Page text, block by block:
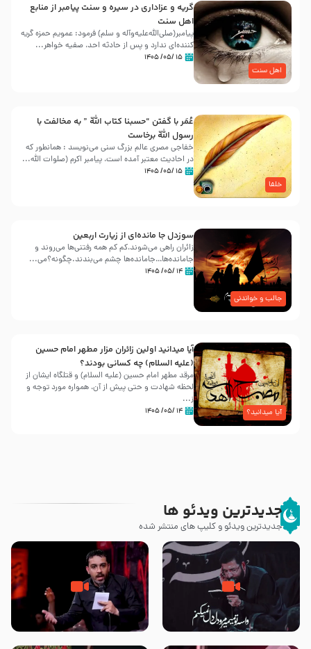
اهل سنت
گریه و عزاداری در سیره و سنت پیامبر از منابع
اهل سنت
پیامبر(صلی‌الله‌علیه‌وآله و سلم) فرمود: عمویم حمزه گریه
کننده‌ای ندارد و پس از حادثه احد، صفیه خواهر...
۱۵ /۰۵/ ۱۴۰۵
خلفا
عُمَر با گفتن “حسبنا كتاب اللّه ” به مخالفت با
رسول اللّه برخاست
خفاجی مصری عالم بزرگ سنی می‌نویسد : همانطور که
در احادیث معتبر آمده است، پیامبر اکرم (صلوات اللّه...
۱۵ /۰۵/ ۱۴۰۵
جالب و خواندنی
سوزدل جا مانده‌ای از زیارت اربعین
زائران راهی می‌شوند،کم‌ کم همه رفتنی‌ها می‌روند و
جامانده‌ها…جامانده‌ها چشم می‌بندند.چگونه؟می‌...
۱۴ /۰۵/ ۱۴۰۵
آیا میدانید؟
آیا میدانید اولین زائران مزار مطهر امام حسین
(علیه السلام) چه کسانی بودند؟
مرقد مطهر امام حسین (علیه السلام) و قتلگاه ایشان از
لحظه شهادت و حتی پیش از آن، همواره مورد توجه و
ز...
۱۴ /۰۵/ ۱۴۰۵
جدیدترین ویدئو ها
جدیدترین ویدئو و کلیپ های منتشر شده
مصداق کربلا – حاج حسین سیب
سرخی
شور ، حسینا! به‌ حق زهرا «أُنْظُرْ
إِلَینا» – عزاداری شب هفتم ماه